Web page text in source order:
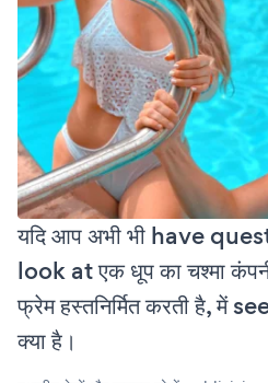
यदि आप अभी भी have
look at एक धूप का चश्मा
फ्रेम हस्तनिर्मित करती है,
क्या है।